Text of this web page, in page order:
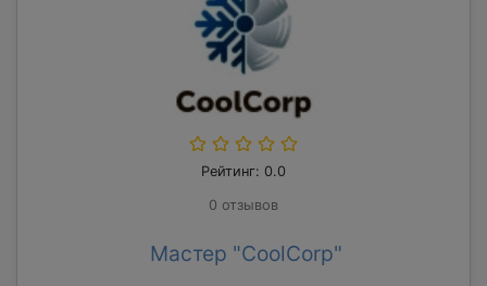
Рейтинг: 0.0
0 отзывов
Мастер "CoolCorp"